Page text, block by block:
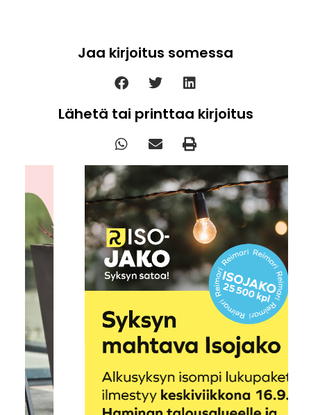
Jaa kirjoitus somessa
Lähetä tai printtaa kirjoitus